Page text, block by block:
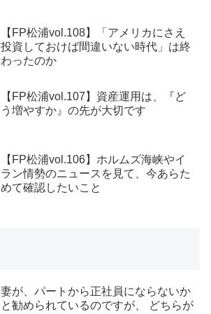
【FP松浦vol.108】「アメリカにさえ
投資しておけば間違いない時代」は終
わったのか
【FP松浦vol.107】資産運用は、『ど
う増やすか』の先が大切です
【FP松浦vol.106】ホルムズ海峡やイ
ラン情勢のニュースを見て、今あらた
めて確認したいこと
妻が、パートから正社員にならないか
と勧められているのですが、 どちらが